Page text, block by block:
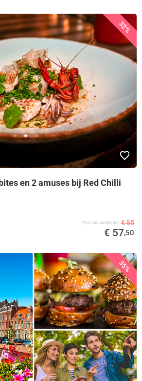
32%
en 2 amuses bij Red Chilli
Prijs van aanbieder € 85
€ 57,50
35%